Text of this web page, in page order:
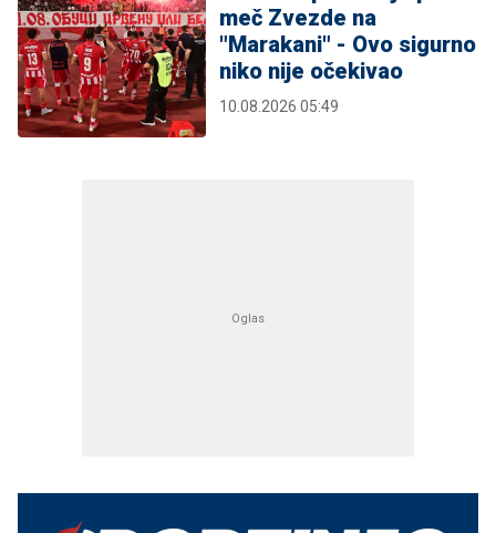
meč Zvezde na
"Marakani" - Ovo sigurno
niko nije očekivao
10.08.2026 05:49